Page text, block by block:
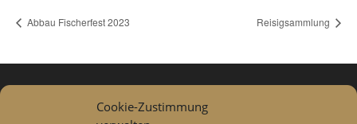
Cookie-Zustimmung
Abbau Fischerfest 2023 Reisigsammlung
Datenschutzerklärung